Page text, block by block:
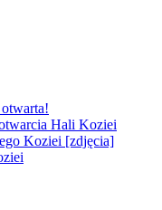
Hali Koziei
Koziei [zdjęcia]